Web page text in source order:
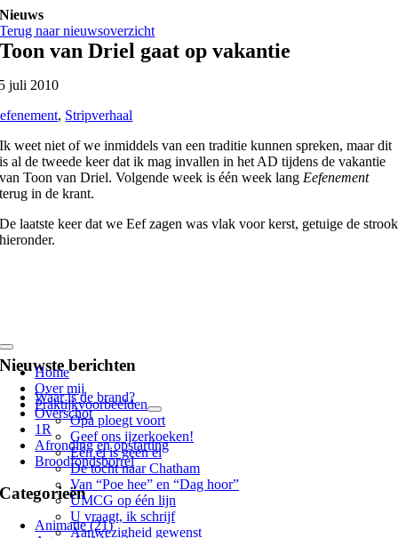
Ga
naar
inhoud
Toggle
Navigation
Home
Over mij
Praktijkvoorbeelden
Opa ploegt voort
Geef ons ijzerkoeken!
Eén ei is geen ei
De tocht naar Chatham
Van “Poe hee” en “Dag hoor”
UMCG op één lijn
U vraagt, ik schrijf
Aanwezigheid gewenst
Nieuws
Terug naar nieuwsoverzicht
Toon van Driel gaat op vakantie
juli 2010
, Stripverhaal
Ik weet niet of we inmiddels van een traditie kunnen spreken, maar dit
is al de tweede keer dat ik mag invallen in het AD tijdens de vakantie
van Toon van Driel. Volgende week is één week lang Eefenement
terug in de krant.
De laatste keer dat we Eef zagen was vlak voor kerst, getuige de strook
hieronder.
Nieuwste berichten
Waar is de brand?
Overschot
1R
Afronding en opstarting
Broodfondsborrel
Categorieën
Animatie (21)